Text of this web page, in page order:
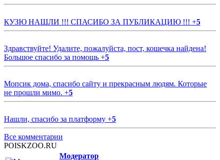
КУЗЮ НАШЛИ !!! СПАСИБО ЗА ПУБЛИКАЦИЮ !!! +5
Здравствуйте! Удалите, пожалуйста, пост, кошечка найдена!
Большое спасибо за помощь +5
Мопсик дома, спасибо сайту и прекрасным людям. Которые
не прошли мимо. +5
Нашли, спасибо за платформу +5
Все комментарии
POISKZOO.RU
Модератор